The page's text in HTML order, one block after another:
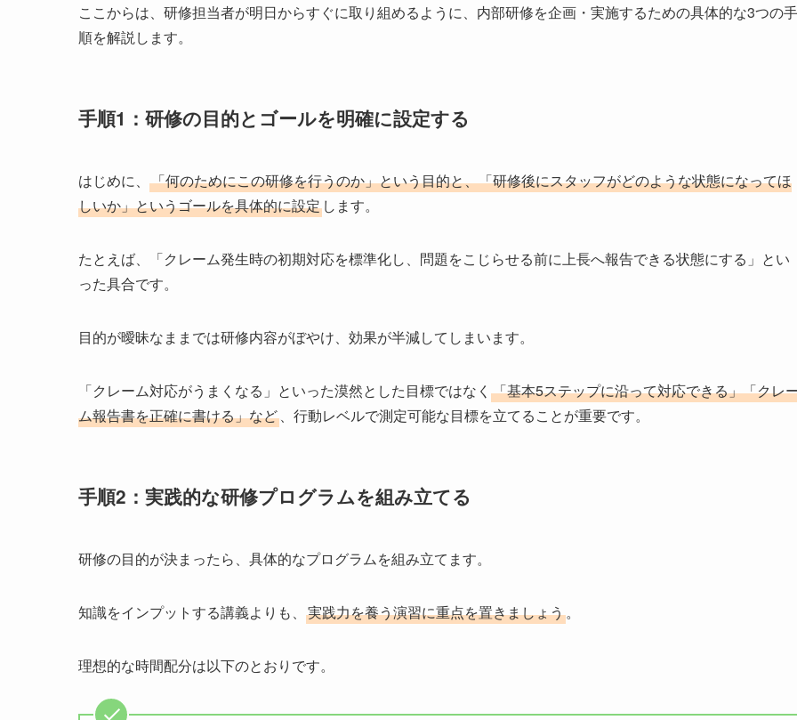
ここからは、研修担当者が明日からすぐに取り組めるように、内部研修を企画・実施するための具体的な3つの手
順を解説します。
手順1：研修の目的とゴールを明確に設定する
はじめに、 「何のためにこの研修を行うのか」という目的と、「研修後にスタッフがどのような状態になってほ
しいか」というゴールを具体的に設定 します。
たとえば、「クレーム発生時の初期対応を標準化し、問題をこじらせる前に上長へ報告できる状態にする」とい
った具合です。
目的が曖昧なままでは研修内容がぼやけ、効果が半減してしまいます。
「クレーム対応がうまくなる」といった漠然とした目標ではなく 「基本5ステップに沿って対応できる」「クレ
ム報告書を正確に書ける」など 、行動レベルで測定可能な目標を立てることが重要です。
手順2：実践的な研修プログラムを組み立てる
研修の目的が決まったら、具体的なプログラムを組み立てます。
知識をインプットする講義よりも、 実践力を養う演習に重点を置きましょう。
理想的な時間配分は以下のとおりです。